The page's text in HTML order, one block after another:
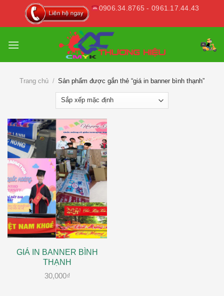
0906.34.8765 - 0961.17.44.43
Trang chủ / Sản phẩm được gắn thẻ “giá in banner bình thạnh”
GIÁ IN BANNER BÌNH
THẠNH
30,000₫